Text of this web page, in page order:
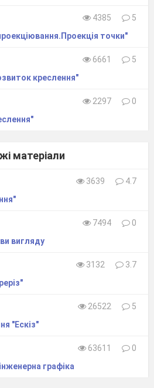
4385
5
точки"
6661
5
креслення"
2297
0
матеріали
3639
4.7
7494
0
вигляду
3132
3.7
26522
5
"Ескіз"
63611
0
графiка